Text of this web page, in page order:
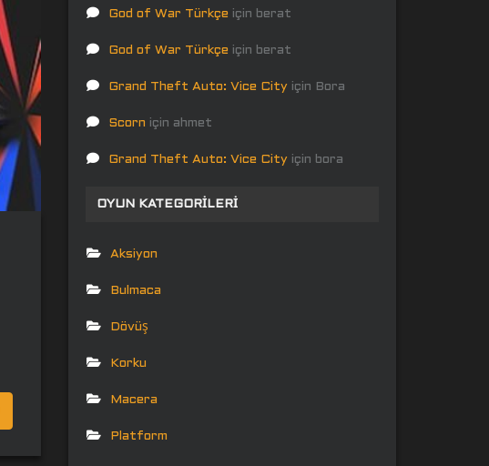
God of War Türkçe için berat
God of War Türkçe için berat
Grand Theft Auto: Vice City için Bora
Scorn için ahmet
Grand Theft Auto: Vice City için bora
OYUN KATEGORILERI
Aksiyon
Bulmaca
Dövüş
Korku
Macera
Platform